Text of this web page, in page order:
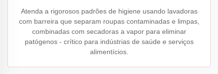
Atenda a rigorosos padrões de higiene usando lavadoras
com barreira que separam roupas contaminadas e limpas,
combinadas com secadoras a vapor para eliminar
patógenos - crítico para indústrias de saúde e serviços
alimentícios.